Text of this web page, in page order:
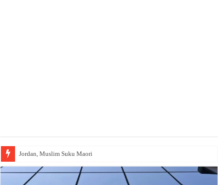
Jordan, Muslim Suku Maori
Wakaf Emas Muktamar